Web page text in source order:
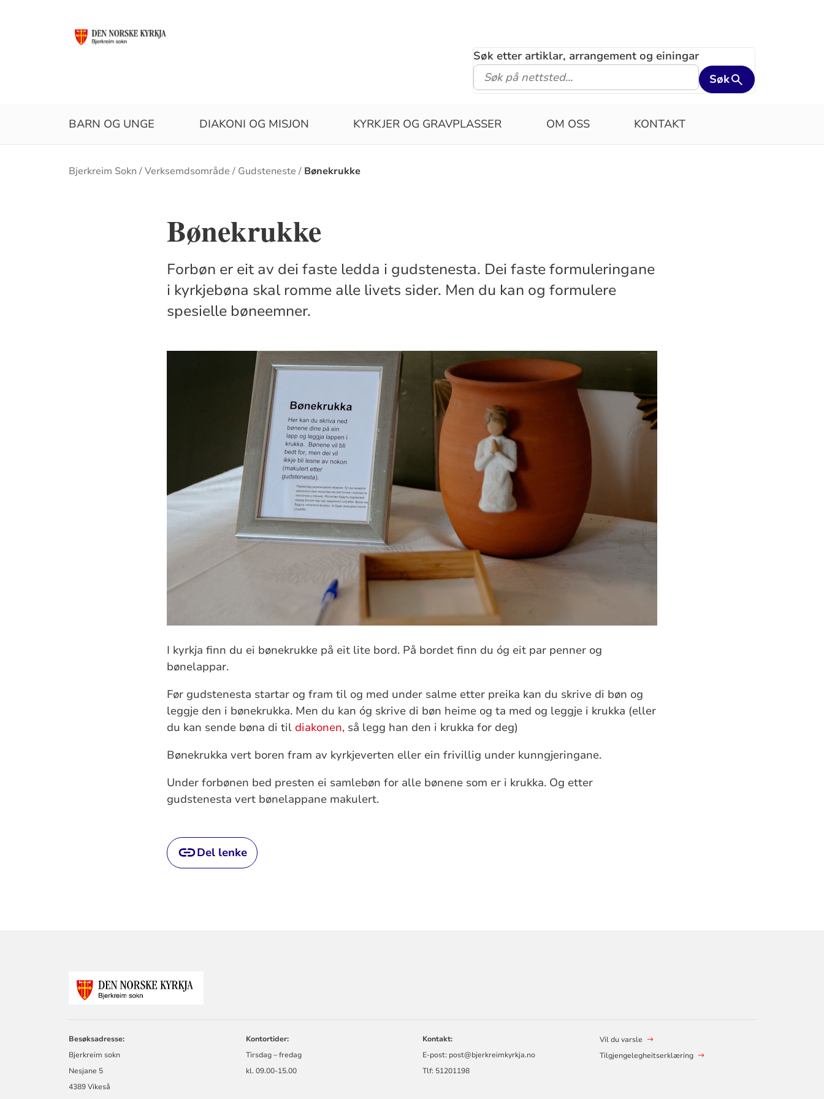
Søk etter artiklar, arrangement og einingar
Søk
BARN OG UNGE DIAKONI OG MISJON KYRKJER OG GRAVPLASSER OM OSS KONTAKT
Brødsmulesti
Bjerkreim Sokn Verksemdsområde Gudsteneste Bønekrukke
Bønekrukke
Forbøn er eit av dei faste ledda i gudstenesta. Dei faste formuleringane
i kyrkjebøna skal romme alle livets sider. Men du kan og formulere
spesielle bøneemner.
I kyrkja finn du ei bønekrukke på eit lite bord. På bordet finn du óg eit par penner og
bønelappar.
Før gudstenesta startar og fram til og med under salme etter preika kan du skrive di bøn og
leggje den i bønekrukka. Men du kan óg skrive di bøn heime og ta med og leggje i krukka (eller
du kan sende bøna di til diakonen, så legg han den i krukka for deg)
Bønekrukka vert boren fram av kyrkjeverten eller ein frivillig under kunngjeringane.
Under forbønen bed presten ei samlebøn for alle bønene som er i krukka. Og etter
gudstenesta vert bønelappane makulert.
Del lenke
Besøksadresse:
Bjerkreim sokn
Nesjane 5
4389 Vikeså
Kontortider:
Tirsdag – fredag
kl. 09.00-15.00
Kontakt:
E-post: post@bjerkreimkyrkja.no
Tlf: 51201198
Vil du varsle
Tilgjengelegheitserklæring